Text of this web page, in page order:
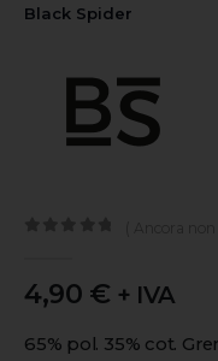
Black Spider
4,90 € + IVA
65% pol. 35% cot.